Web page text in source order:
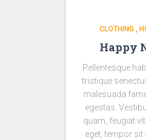
CLOTHING ,
Happy
Pellentesque
tristique
malesuada
egestas.
quam, feugiat
eget, tempor sit